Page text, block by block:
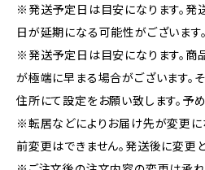
※発送予定日は目安になります。発
日が延期になる可能性がございます。
※発送予定日は目安になります。商
が極端に早まる場合がございます。
住所にて設定をお願い致します。予め
※転居などによりお届け先が変更に
前変更はできません。発送後に変更と